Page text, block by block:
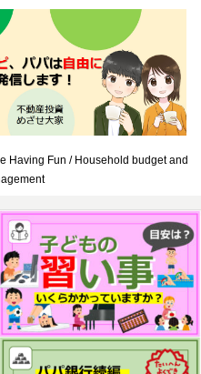
Having Fun / Household budget and